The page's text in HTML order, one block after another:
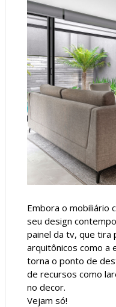
Embora o mobiliário
seu design
painel da tv, que
arquitônicos como a
torna o ponto de
de recursos como
no decor.
Vejam só!